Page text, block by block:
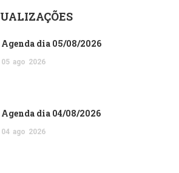
Agenda dia 05/08/2026
05 ago 2026
Agenda dia 04/08/2026
04 ago 2026